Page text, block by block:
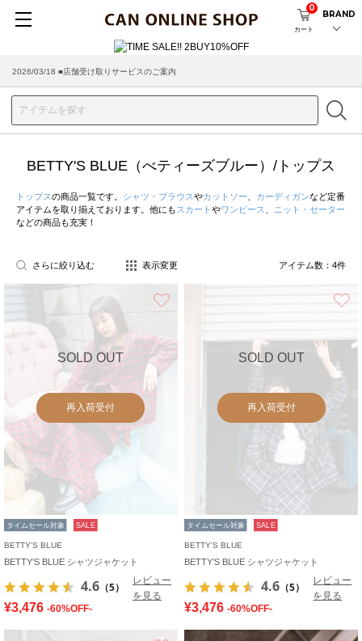
カート
0
BRAND
2026/03/18 ■店舗受け取りサービスのご案内
BETTY'S BLUE（べティーズブルー）/トップス
トップスの商品一覧です。 シャツ・ブラウスやカットソー カーディガンなど定番
アイテムを取り揃えております。他にも スカート やワンピース
ニット・セーター
などの商品も充実！
さらに絞り込む 表示変更 アイテム数： 4件
SOLD OUT
再入荷受付
お気に入り
タイムセール対象 SALE
BETTY'S BLUE
BETTY’S BLUE シャツジャケット
4.6 （5）
レビュー
を見る
¥3,476 -60%OFF-
SOLD OUT
再入荷受付
タイムセール対象 SALE
BETTY'S BLUE
BETTY’S BLUE シャツジャケット
4.6 （5）
レビュー
を見る
¥3,476 -60%OFF-